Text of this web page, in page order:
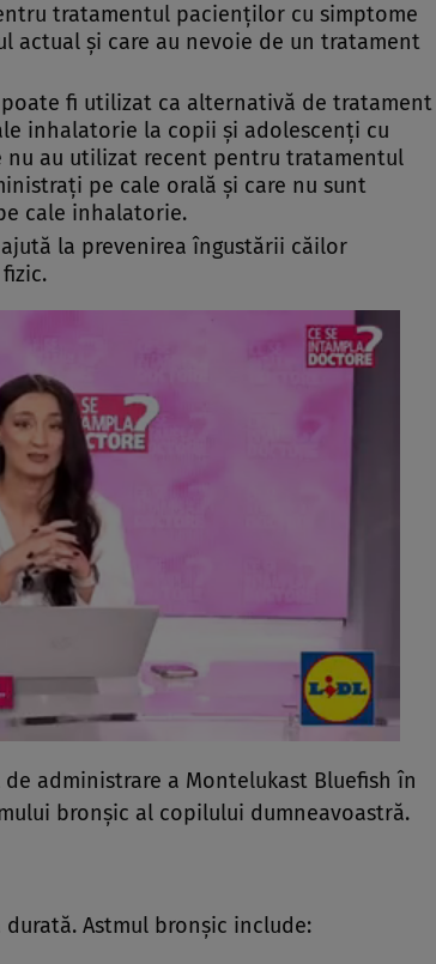
tratamentul pacienţilor cu simptome
actual şi care au nevoie de un tratament
poate fi utilizat ca alternativă de tratament
inhalatorie la copii şi adolescenţi cu
nu au utilizat recent pentru tratamentul
pe cale orală şi care nu sunt
cale inhalatorie.
la prevenirea îngustării căilor
administrare a Montelukast Bluefish în
bronşic al copilului dumneavoastră.
Astmul bronşic include: